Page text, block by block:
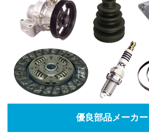
優良部品メーカー